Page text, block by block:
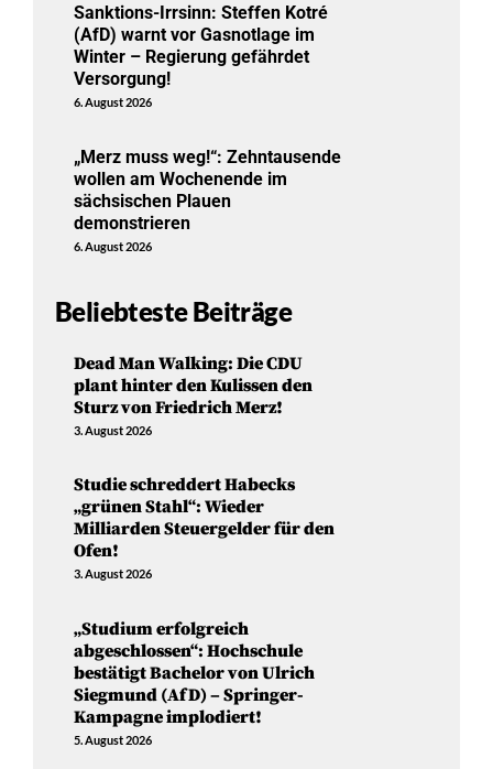
Sanktions-Irrsinn: Steffen Kotré
(AfD) warnt vor Gasnotlage im
Winter – Regierung gefährdet
Versorgung!
6. August 2026
„Merz muss weg!“: Zehntausende
wollen am Wochenende im
sächsischen Plauen
demonstrieren
6. August 2026
Beliebteste Beiträge
Dead Man Walking: Die CDU
plant hinter den Kulissen den
Sturz von Friedrich Merz!
3. August 2026
Studie schreddert Habecks
„grünen Stahl“: Wieder
Milliarden Steuergelder für den
Ofen!
3. August 2026
„Studium erfolgreich
abgeschlossen“: Hochschule
bestätigt Bachelor von Ulrich
Siegmund (AfD) – Springer-
Kampagne implodiert!
5. August 2026